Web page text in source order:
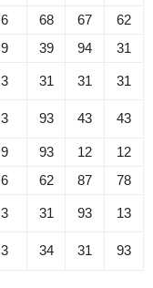
6 68 67
62
9 39 94 31
3 31 31 31
3 93 43 43
9 93 12
12
6 62 87 78
3 31 93 13
3 34 31 93